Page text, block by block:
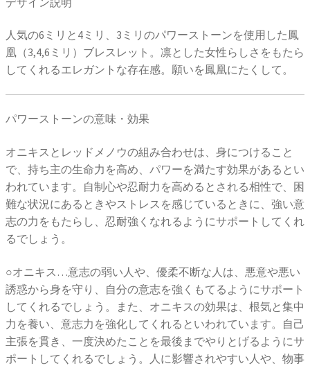
人気の6ミリと4ミリ、3ミリのパワーストーンを使用した鳳
凰（3,4,6ミリ）ブレスレット。凛とした女性らしさをもたら
してくれるエレガントな存在感。願いを鳳凰にたくして。
パワーストーンの意味・効果
オニキスとレッドメノウの組み合わせは、身につけること
で、持ち主の生命力を高め、パワーを満たす効果があるとい
われています。自制心や忍耐力を高めるとされる相性で、困
難な状況にあるときやストレスを感じているときに、強い意
志の力をもたらし、忍耐強くなれるようにサポートしてくれ
るでしょう。
○オニキス…意志の弱い人や、優柔不断な人は、悪意や悪い
誘惑から身を守り、自分の意志を強くもてるようにサポート
してくれるでしょう。また、オニキスの効果は、根気と集中
力を養い、意志力を強化してくれるといわれています。自己
主張を貫き、一度決めたことを最後までやりとげるようにサ
ポートしてくれるでしょう。人に影響されやすい人や、物事